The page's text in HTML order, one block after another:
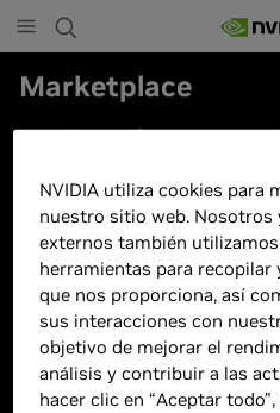
Marketplace
PC Racing D5
Intel Core i7-
SSD/RTX 5070 +
NVIDIA utiliza cookies para
nuestro sitio web. Nosotros
externos también
herramientas para
que nos proporciona, así
sus interacciones con
objetivo de mejorar el
análisis y contribuir a las
hacer clic en “Aceptar